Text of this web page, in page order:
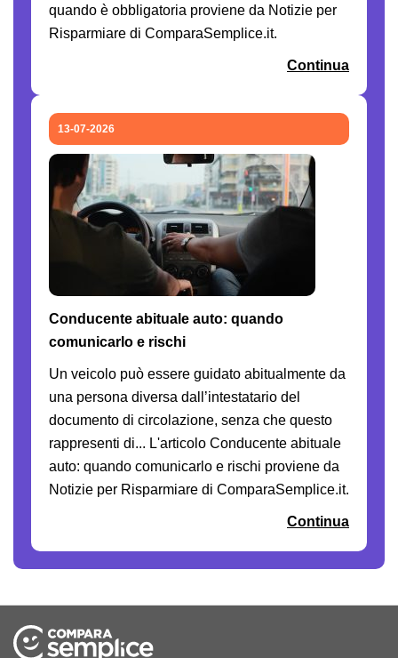
quando è obbligatoria proviene da Notizie per
Risparmiare di ComparaSemplice.it.
Continua
13-07-2026
Conducente abituale auto: quando
comunicarlo e rischi
Un veicolo può essere guidato abitualmente da
una persona diversa dall’intestatario del
documento di circolazione, senza che questo
rappresenti di... L'articolo Conducente abituale
auto: quando comunicarlo e rischi proviene da
Notizie per Risparmiare di ComparaSemplice.it.
Continua